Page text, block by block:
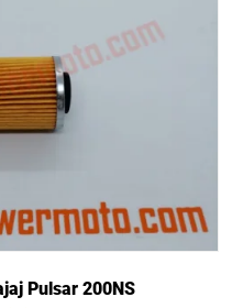
Pulsar 200NS